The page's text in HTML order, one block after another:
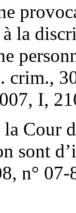
la
crim.,
I,
Cour
sont
n°